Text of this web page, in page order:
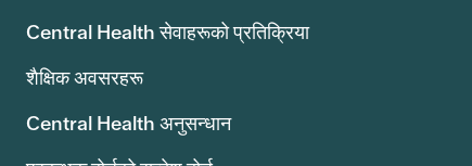
Central Health सेवाहरूको प्रतिक्रिया
शैक्षिक अवसरहरू
Central Health अनुसन्धान